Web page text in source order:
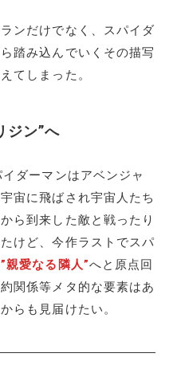
ンだけでなく、スパイダ
踏み込んでいくその描写
てしまった。
ジン”へ
ダーマンはアベンジャ
宙に飛ばされ宇宙人たち
ら到来した敵と戦ったり
けど、今作ラストでスパ
”親愛なる隣人”へと原点回
関係等メタ的な要素はあ
らも見届けたい。